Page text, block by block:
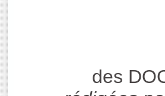
des